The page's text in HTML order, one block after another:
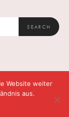
SEARCH
Website weiter
aus.